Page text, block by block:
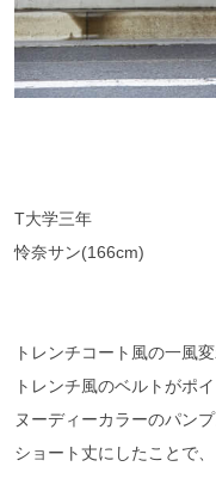
T大学三年
怜奈サン(166cm)
トレンチコート風の一風
トレンチ風のベルトがポ
ヌーディーカラーのパン
ショート丈にしたことで